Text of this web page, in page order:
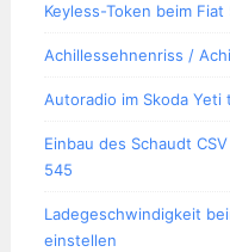
Keyless-Token beim Fiat
Achillessehnenriss /
Autoradio im Skoda Yeti
Einbau des Schaudt
545
Ladegeschwindigkeit
einstellen